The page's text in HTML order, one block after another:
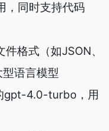
，同时支持代码
格式（如JSON、
语言模型
gpt-4.0-turbo，用